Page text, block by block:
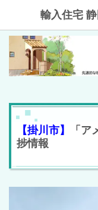
輸入住宅
【掛川市】
「
捗情報